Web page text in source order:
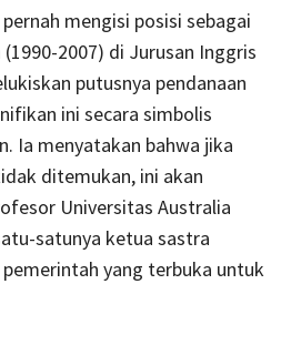
mengisi posisi sebagai
2007) di Jurusan Inggris
putusnya pendanaan
ini secara simbolis
Ia menyatakan bahwa jika
ditemukan, ini akan
Universitas Australia
satunya ketua sastra
yang terbuka untuk